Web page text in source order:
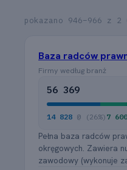
pokazano 946–966 z 2
Baza radców
Firmy według branż
56 369
14 828 @ (26%) 7
Pełna baza radców
okręgowych. Zawiera
zawodowy (wykonuje